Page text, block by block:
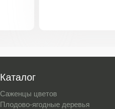
Каталог
Саженцы цветов
Плодово-ягодные деревья